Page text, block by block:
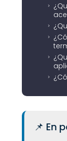
5
5
5
5
5
📌 En